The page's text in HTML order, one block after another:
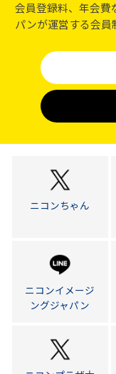
会員登録料、年会費
パンが運営する会員
ニコンちゃん
ニコンイメージ
ングジャパン